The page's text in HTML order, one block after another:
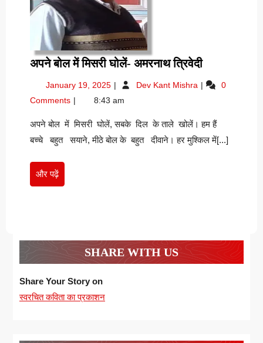
अपने बोल में मिसरी घोलें- अमरनाथ त्रिवेदीअपने
में
घोलें-
अमरनाथ
त्रिवेदी
January 19, 2025 January
2025
Dev Kant Mishra अपने
मिसरी
घोलें-
अमरनाथ
0
Comments
8:43 am
अपने बोल में मिसरी घोलें, सबके दिल के ताले खोलें। हम हैं
बच्चे बहुत सयाने, मीठे बोल के बहुत दीवाने। हर मुश्किल में[...]
और पढ़ेंऔर
पढ़ें
SHARE WITH US
Share Your Story on
स्वरचित कविता का प्रकाशन